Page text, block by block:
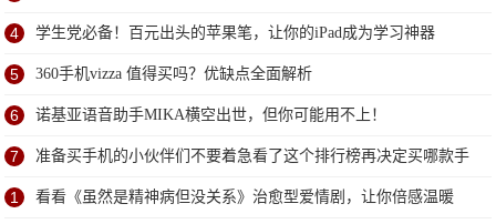
研
4 学生党必备！百元出头的苹果笔，让你的iPad成为学习神器
5 360手机vizza 值得买吗？优缺点全面解析
6 诺基亚语音助手MIKA横空出世，但你可能用不上！
7 准备买手机的小伙伴们不要着急看了这个排行榜再决定买哪款手
机吧
1 看看《虽然是精神病但没关系》治愈型爱情剧，让你倍感温暖